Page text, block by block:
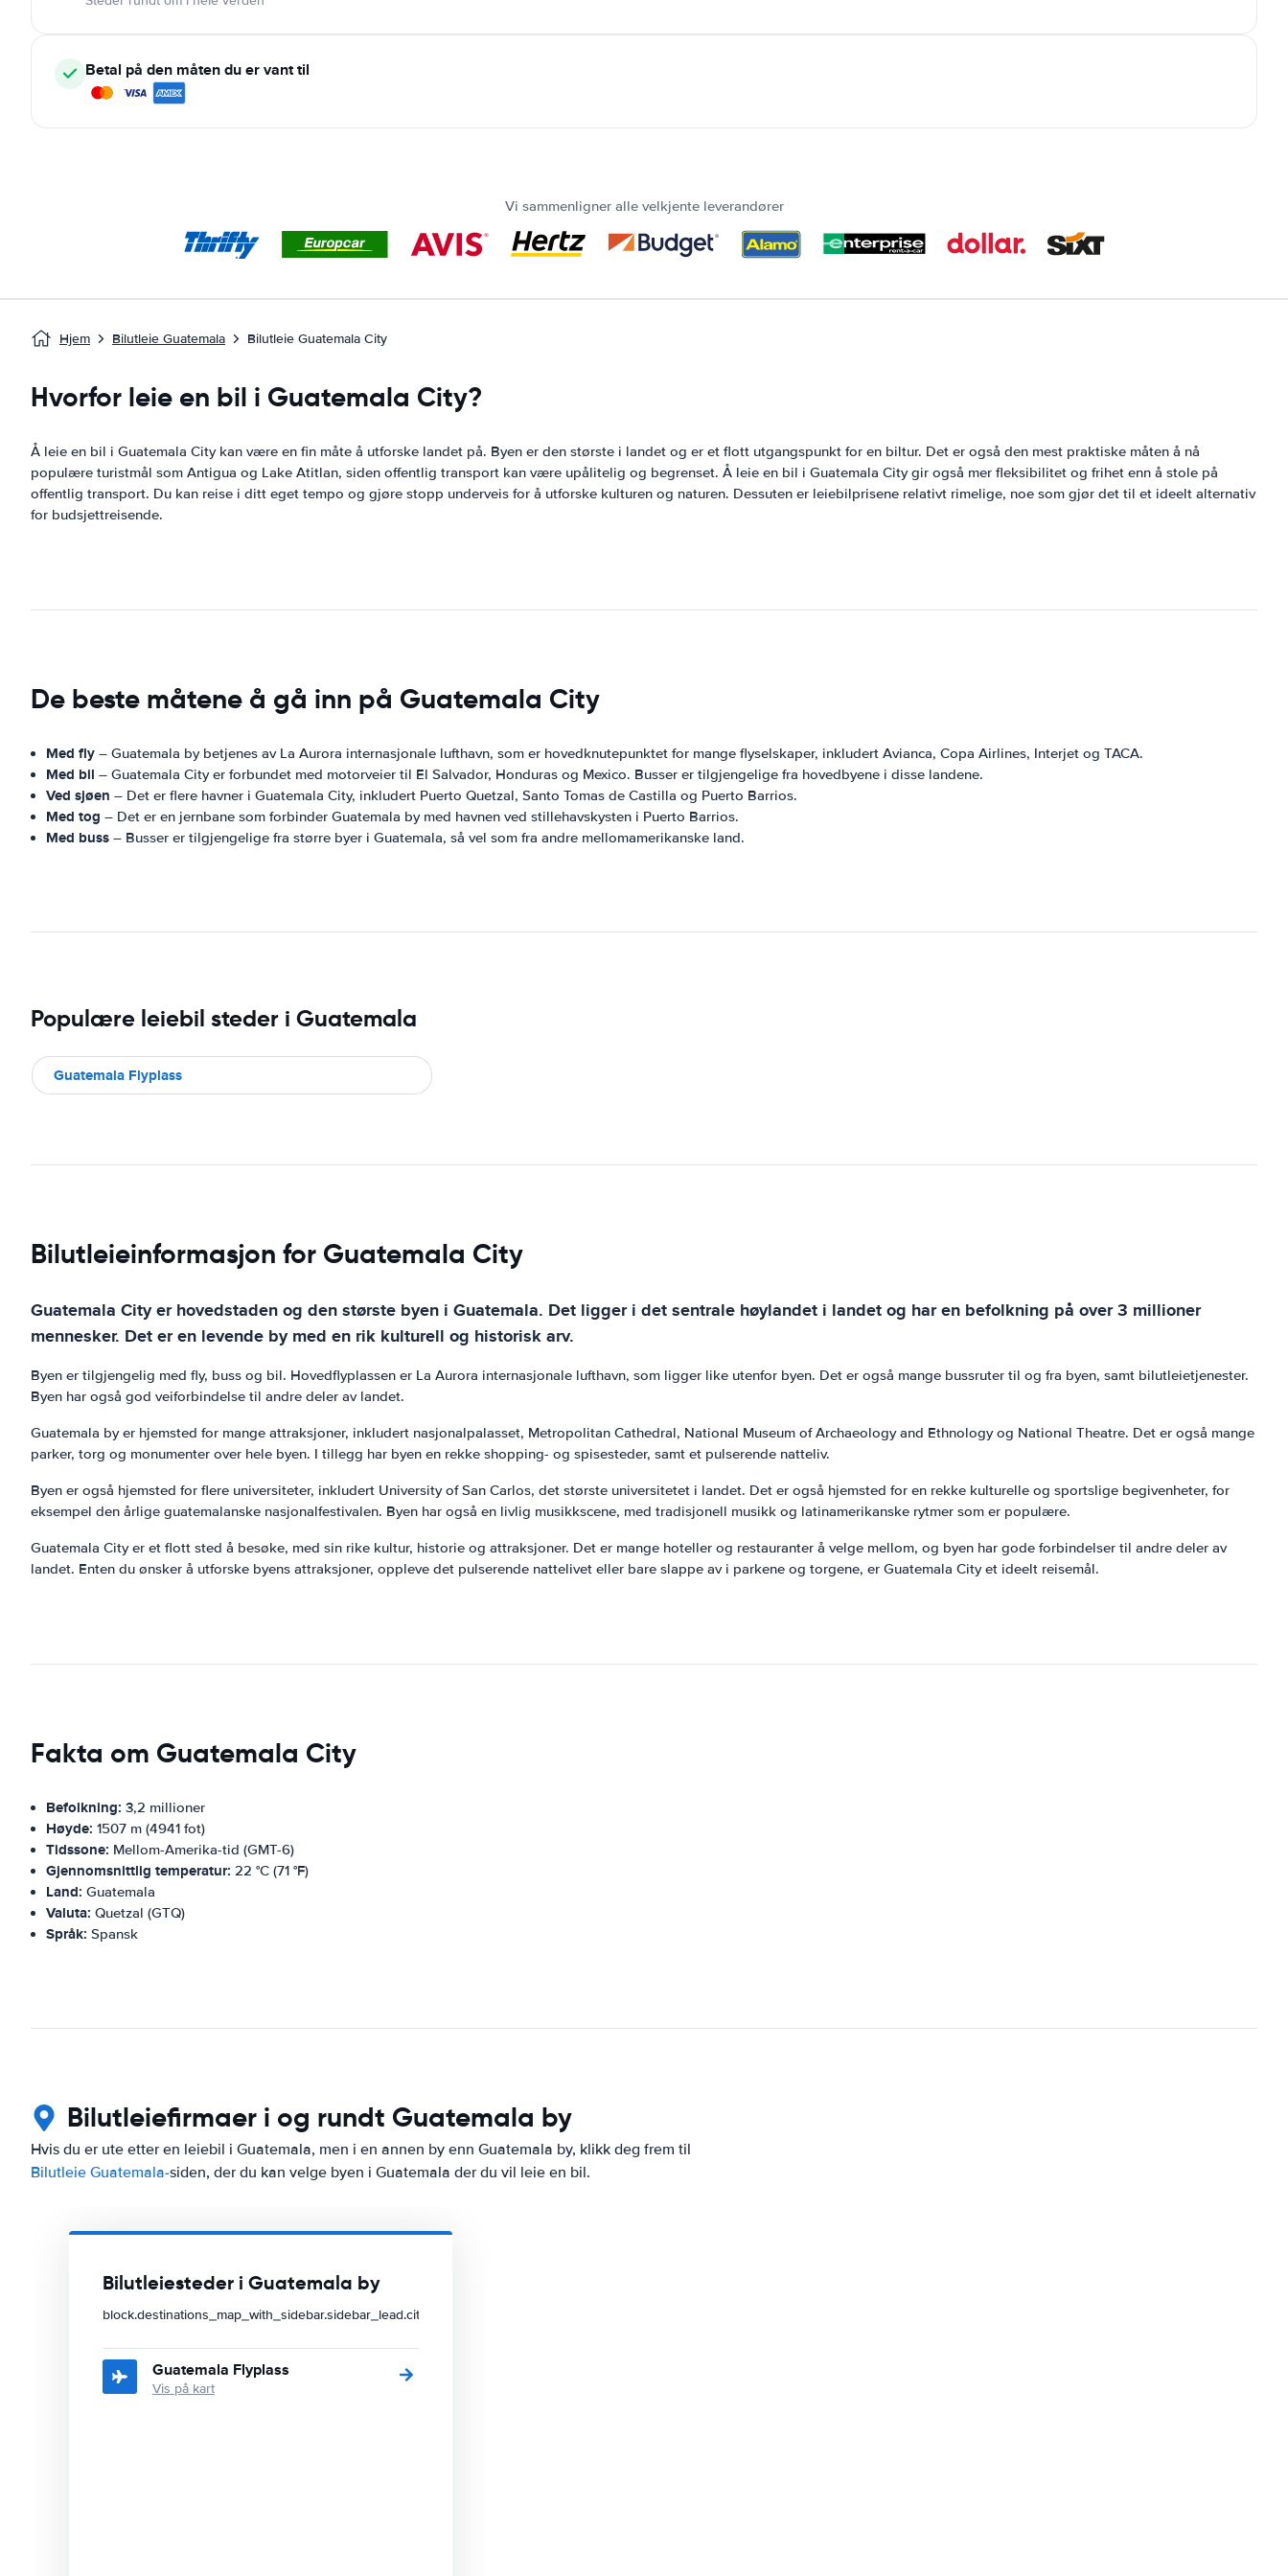
Betal på den måten du er vant til
Vi sammenligner alle velkjente leverandører
Hjem Bilutleie Guatemala Bilutleie Guatemala City
Hvorfor leie en bil i Guatemala City?
Å leie en bil i Guatemala City kan være en fin måte å utforske landet på. Byen er den største i landet og er et flott utgangspunkt for en biltur. Det er også den mest praktiske måten å nå
populære turistmål som Antigua og Lake Atitlan, siden offentlig transport kan være upålitelig og begrenset. Å leie en bil i Guatemala City gir også mer fleksibilitet og frihet enn å stole på
offentlig transport. Du kan reise i ditt eget tempo og gjøre stopp underveis for å utforske kulturen og naturen. Dessuten er leiebilprisene relativt rimelige, noe som gjør det til et ideelt alternativ
for budsjettreisende.
De beste måtene å gå inn på Guatemala City
Med fly – Guatemala by betjenes av La Aurora internasjonale lufthavn, som er hovedknutepunktet for mange flyselskaper, inkludert Avianca, Copa Airlines, Interjet og TACA.
Med bil – Guatemala City er forbundet med motorveier til El Salvador, Honduras og Mexico. Busser er tilgjengelige fra hovedbyene i disse landene.
Ved sjøen – Det er flere havner i Guatemala City, inkludert Puerto Quetzal, Santo Tomas de Castilla og Puerto Barrios.
Med tog – Det er en jernbane som forbinder Guatemala by med havnen ved stillehavskysten i Puerto Barrios.
Med buss – Busser er tilgjengelige fra større byer i Guatemala, så vel som fra andre mellomamerikanske land.
Populære leiebil steder i Guatemala
Guatemala Flyplass
Bilutleieinformasjon for Guatemala City
Guatemala City er hovedstaden og den største byen i Guatemala. Det ligger i det sentrale høylandet i landet og har en befolkning på over 3 millioner
mennesker. Det er en levende by med en rik kulturell og historisk arv.
Byen er tilgjengelig med fly, buss og bil. Hovedflyplassen er La Aurora internasjonale lufthavn, som ligger like utenfor byen. Det er også mange bussruter til og fra byen, samt bilutleietjenester.
Byen har også god veiforbindelse til andre deler av landet.
Guatemala by er hjemsted for mange attraksjoner, inkludert nasjonalpalasset, Metropolitan Cathedral, National Museum of Archaeology and Ethnology og National Theatre. Det er også mange
parker, torg og monumenter over hele byen. I tillegg har byen en rekke shopping- og spisesteder, samt et pulserende natteliv.
Byen er også hjemsted for flere universiteter, inkludert University of San Carlos, det største universitetet i landet. Det er også hjemsted for en rekke kulturelle og sportslige begivenheter, for
eksempel den årlige guatemalanske nasjonalfestivalen. Byen har også en livlig musikkscene, med tradisjonell musikk og latinamerikanske rytmer som er populære.
Guatemala City er et flott sted å besøke, med sin rike kultur, historie og attraksjoner. Det er mange hoteller og restauranter å velge mellom, og byen har gode forbindelser til andre deler av
landet. Enten du ønsker å utforske byens attraksjoner, oppleve det pulserende nattelivet eller bare slappe av i parkene og torgene, er Guatemala City et ideelt reisemål.
Fakta om Guatemala City
Befolkning: 3,2 millioner
Høyde: 1507 m (4941 fot)
Tidssone: Mellom-Amerika-tid (GMT-6)
Gjennomsnittlig temperatur: 22 °C (71 °F)
Land: Guatemala
Valuta: Quetzal (GTQ)
Språk: Spansk
Bilutleiefirmaer i og rundt Guatemala by
Hvis du er ute etter en leiebil i Guatemala, men i en annen by enn Guatemala by, klikk deg frem til
Bilutleie Guatemala-siden, der du kan velge byen i Guatemala der du vil leie en bil.
Bilutleiesteder i Guatemala by
block.destinations_map_with_sidebar.sidebar_lead.city
Guatemala Flyplass
Vis på kart